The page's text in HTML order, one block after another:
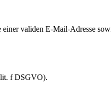
validen E-Mail-Adresse
lit. f DSGVO).